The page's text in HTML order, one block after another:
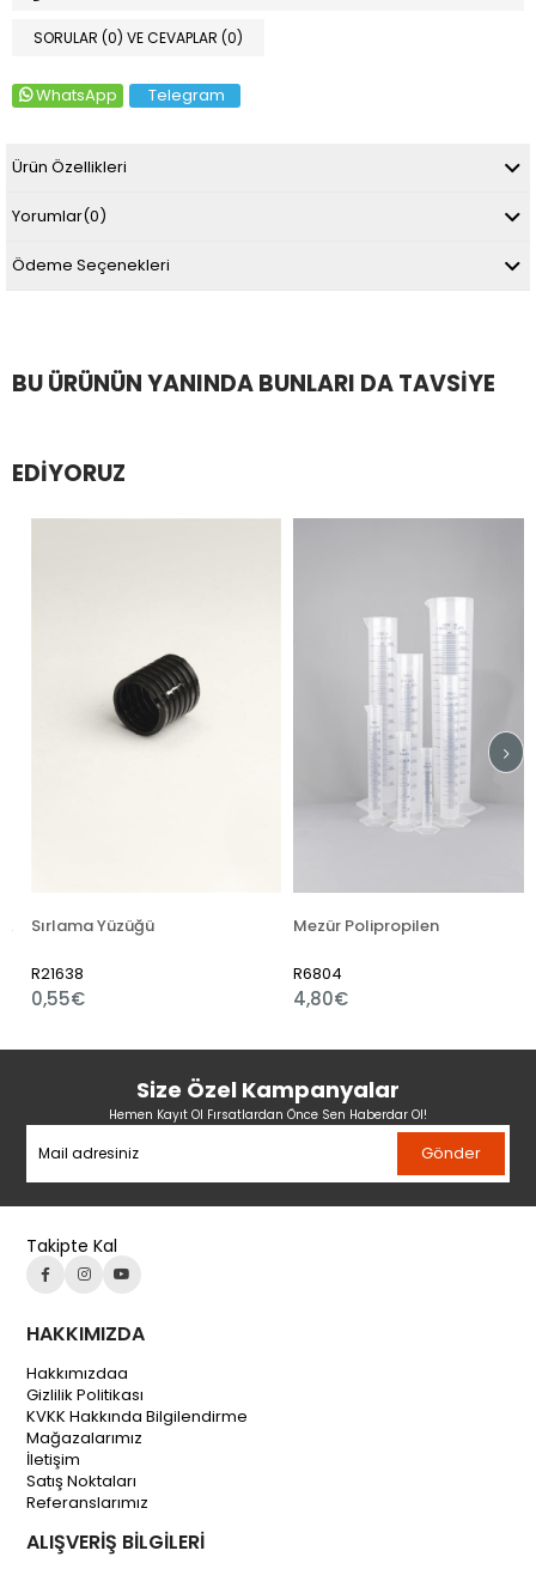
SORULAR (0) VE CEVAPLAR (0)
WhatsApp Telegram
Ürün Özellikleri
Yorumlar(0)
Ödeme Seçenekleri
BU ÜRÜNÜN YANINDA BUNLARI DA TAVSIYE
EDIYORUZ
Sırlama Yüzüğü
R21638
0,55€
Mezür Polipropilen
R6804
4,80€
Size Özel Kampanyalar
Hemen Kayıt Ol Fırsatlardan Önce Sen Haberdar Ol!
Gönder
Takipte Kal
HAKKIMIZDA
Hakkımızdaa
Gizlilik Politikası
KVKK Hakkında Bilgilendirme
Mağazalarımız
İletişim
Satış Noktaları
Referanslarımız
ALIŞVERİŞ BİLGİLERİ